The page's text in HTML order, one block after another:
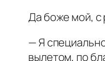
Да боже мой, с
— Я
вылетом, по